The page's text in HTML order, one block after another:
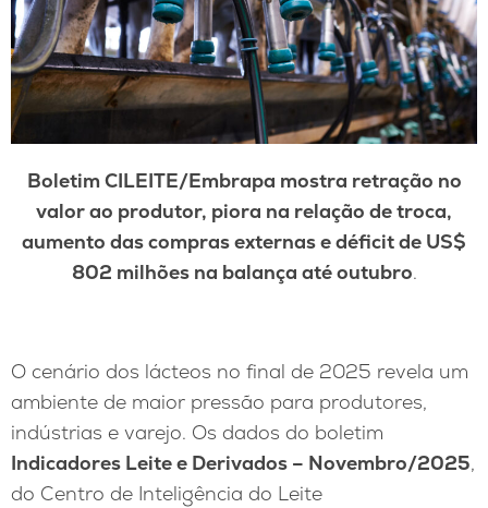
Boletim CILEITE/Embrapa mostra retração no
valor ao produtor, piora na relação de troca,
aumento das compras externas e déficit de US$
802 milhões na balança até outubro.
O cenário dos lácteos no final de 2025 revela um
ambiente de maior pressão para produtores,
indústrias e varejo. Os dados do boletim
Indicadores Leite e Derivados – Novembro/2025,
do Centro de Inteligência do Leite